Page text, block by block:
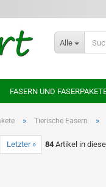
Alle
FASERN UND
» Tierische Fasern »
Letzter » 84 Artikel in